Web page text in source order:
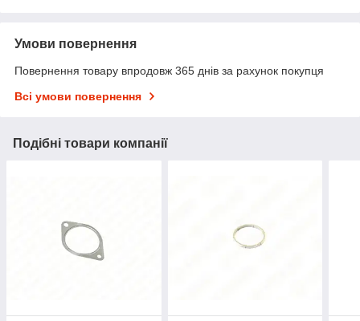
Умови повернення
Повернення товару впродовж 365 днів за рахунок покупця
Всі умови повернення
Подібні товари компанії